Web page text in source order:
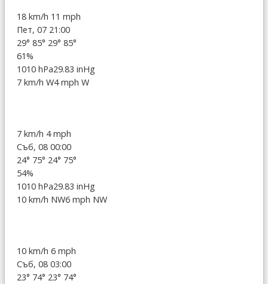
18 km/h 11 mph
Пет, 07 21:00
29° 85° 29° 85°
61%
1010 hPa29.83 inHg
7 km/h W4 mph W
7 km/h 4 mph
Съб, 08 00:00
24° 75° 24° 75°
54%
1010 hPa29.83 inHg
10 km/h NW6 mph NW
10 km/h 6 mph
Съб, 08 03:00
23° 74° 23° 74°